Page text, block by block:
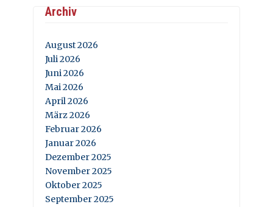
Archiv
August 2026
Juli 2026
Juni 2026
Mai 2026
April 2026
März 2026
Februar 2026
Januar 2026
Dezember 2025
November 2025
Oktober 2025
September 2025